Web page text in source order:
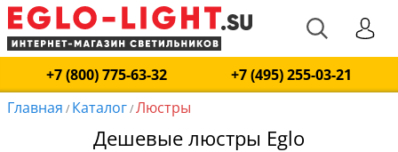
+7 (800) 775-63-32
+7 (495) 255-03-21
Главная / Каталог/Люстры
Дешевые люстры Eglo